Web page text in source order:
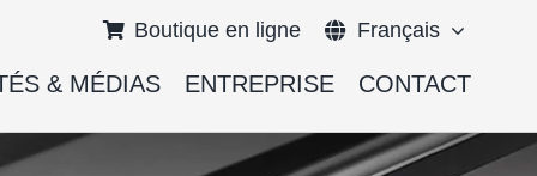
Boutique en ligne Français
English
Deutsch
& MÉDIAS ENTREPRISE CONTACT